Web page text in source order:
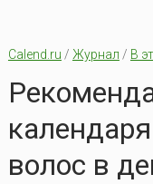
Calend.ru / Журнал / В
волос в